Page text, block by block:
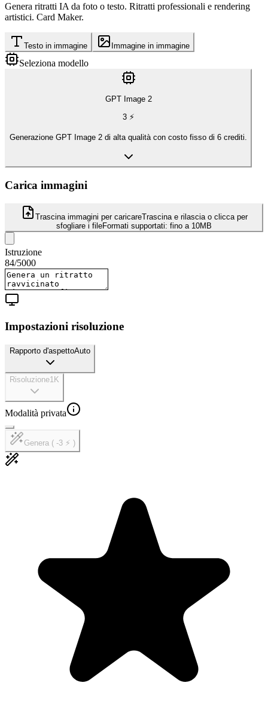
Genera ritratti IA da foto o testo. Ritratti professionali e rendering
artistici. Card Maker.
Testo in immagine Immagine in immagine
Seleziona modello
GPT Image 2
3⚡
Generazione GPT Image 2 di alta qualità con costo fisso di 6 crediti.
Carica immagini
Trascina immagini per caricareTrascina e rilascia o clicca per
sfogliare i fileFormati supportati: fino a 10MB
Istruzione
84/5000
Impostazioni risoluzione
Rapporto d'aspettoAuto
Risoluzione1K
Modalità privata
Genera ( -3 ⚡ )